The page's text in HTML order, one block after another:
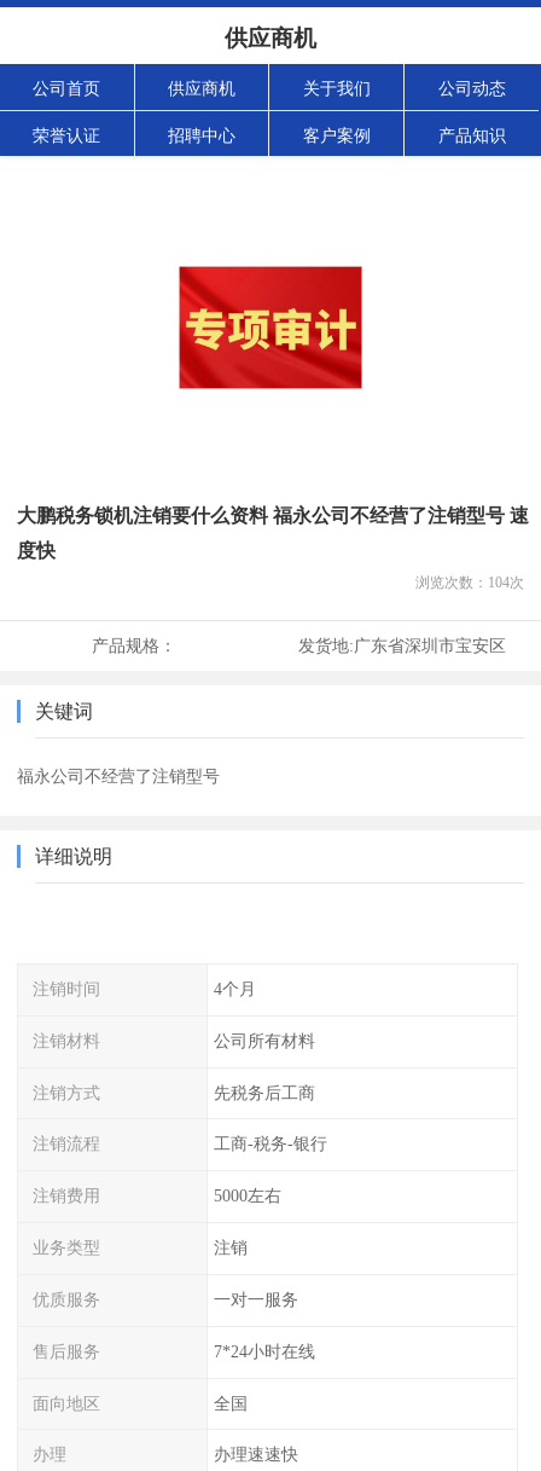
供应商机
公司首页 供应商机 关于我们 公司动态
荣誉认证 招聘中心 客户案例 产品知识
大鹏税务锁机注销要什么资料 福永公司不经营了注销型号 速
度快
浏览次数： 104次
产品规格： 发货地:广东省深圳市宝安区
关键词
福永公司不经营了注销型号
详细说明
注销时间 4个月
注销材料 公司所有材料
注销方式 先税务后工商
注销流程 工商-税务-银行
注销费用 5000左右
业务类型 注销
优质服务 一对一服务
售后服务 7*24小时在线
面向地区 全国
办理 办理速速快